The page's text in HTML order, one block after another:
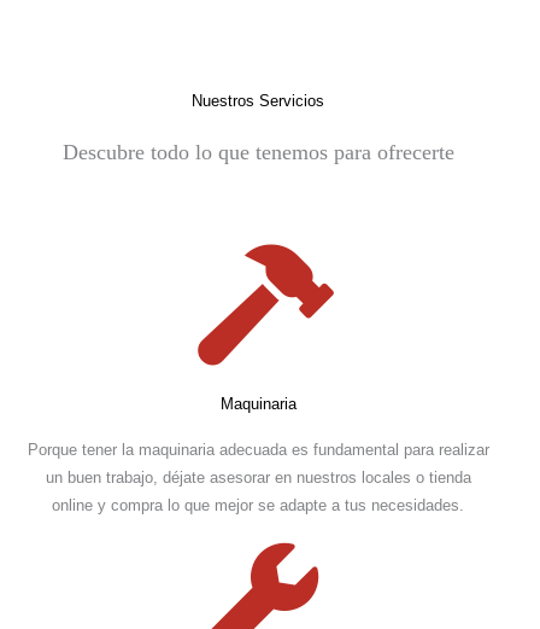
Nuestros Servicios
Descubre todo lo que tenemos para ofrecerte
Maquinaria
Porque tener la maquinaria adecuada es fundamental para realizar
un buen trabajo, déjate asesorar en nuestros locales o tienda
online y compra lo que mejor se adapte a tus necesidades.